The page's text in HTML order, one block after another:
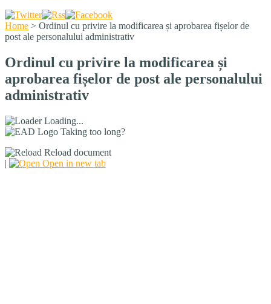
Home > Ordinul cu privire la modificarea și aprobarea fișelor de
post ale personalului administrativ
Ordinul cu privire la modificarea și
aprobarea fișelor de post ale personalului
administrativ
Loading...
Taking too long?
Reload document
|
Open in new tab